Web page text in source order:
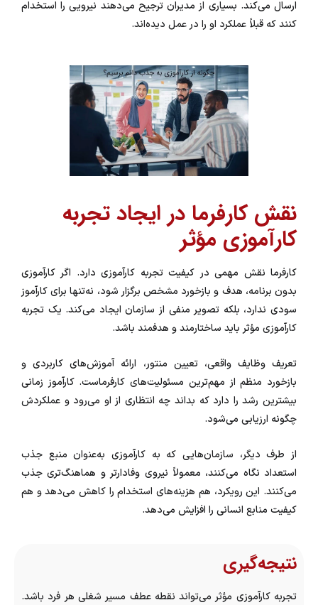
ارسال می‌کند. بسیاری از مدیران ترجیح می‌دهند نیرویی را استخدام
کنند که قبلاً عملکرد او را در عمل دیده‌اند.
نقش کارفرما در ایجاد تجربه
کارآموزی مؤثر
کارفرما نقش مهمی در کیفیت تجربه کارآموزی دارد. اگر کارآموزی
بدون برنامه، هدف و بازخورد مشخص برگزار شود، نه‌تنها برای کارآموز
سودی ندارد، بلکه تصویر منفی از سازمان ایجاد می‌کند. یک تجربه
کارآموزی مؤثر باید ساختارمند و هدفمند باشد.
تعریف وظایف واقعی، تعیین منتور، ارائه آموزش‌های کاربردی و
بازخورد منظم از مهم‌ترین مسئولیت‌های کارفرماست. کارآموز زمانی
بیشترین رشد را دارد که بداند چه انتظاری از او می‌رود و عملکردش
چگونه ارزیابی می‌شود.
از طرف دیگر، سازمان‌هایی که به کارآموزی به‌عنوان منبع جذب
استعداد نگاه می‌کنند، معمولاً نیروی وفادارتر و هماهنگ‌تری جذب
می‌کنند. این رویکرد، هم هزینه‌های استخدام را کاهش می‌دهد و هم
کیفیت منابع انسانی را افزایش می‌دهد.
نتیجه‌گیری
تجربه کارآموزی مؤثر می‌تواند نقطه عطف مسیر شغلی هر فرد باشد.